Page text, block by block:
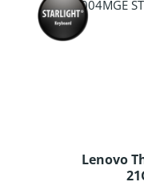
Lenovo